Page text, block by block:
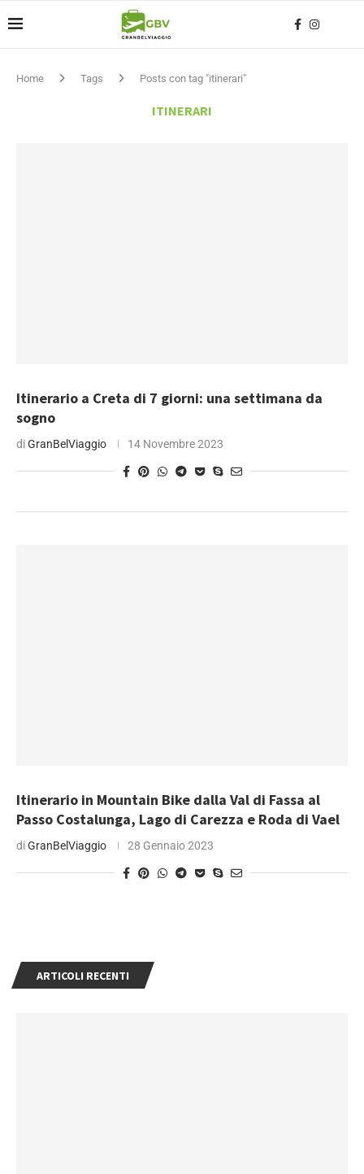
Home Tags Posts con tag "itinerari"
ITINERARI
Itinerario a Creta di 7 giorni: una settimana da
sogno
diGranBelViaggio 14 Novembre 2023
Itinerario in Mountain Bike dalla Val di Fassa al
Passo Costalunga, Lago di Carezza e Roda di Vael
diGranBelViaggio 28 Gennaio 2023
ARTICOLI RECENTI